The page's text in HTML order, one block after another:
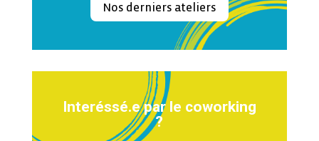
Nos derniers ateliers
Interéssé.e par le coworking
?